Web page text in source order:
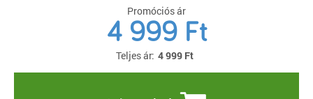
Promóciós ár
4 999 Ft
Teljes ár: 4 999 Ft